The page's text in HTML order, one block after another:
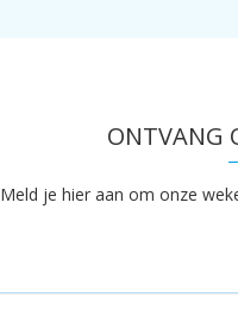
ONTVANG
Meld je hier aan om onze